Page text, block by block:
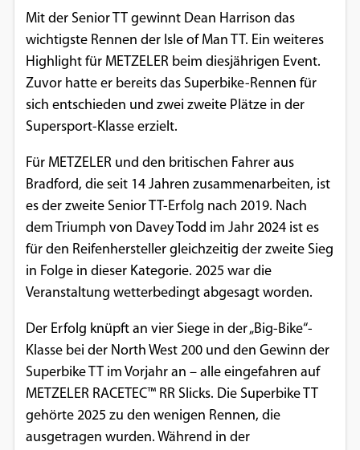
Mit der Senior TT gewinnt Dean Harrison das
wichtigste Rennen der Isle of Man TT. Ein weiteres
Highlight für METZELER beim diesjährigen Event.
Zuvor hatte er bereits das Superbike-Rennen für
sich entschieden und zwei zweite Plätze in der
Supersport-Klasse erzielt.
Für METZELER und den britischen Fahrer aus
Bradford, die seit 14 Jahren zusammenarbeiten, ist
es der zweite Senior TT-Erfolg nach 2019. Nach
dem Triumph von Davey Todd im Jahr 2024 ist es
für den Reifenhersteller gleichzeitig der zweite Sieg
in Folge in dieser Kategorie. 2025 war die
Veranstaltung wetterbedingt abgesagt worden.
Der Erfolg knüpft an vier Siege in der „Big-Bike“-
Klasse bei der North West 200 und den Gewinn der
Superbike TT im Vorjahr an – alle eingefahren auf
METZELER RACETEC™ RR Slicks. Die Superbike TT
gehörte 2025 zu den wenigen Rennen, die
ausgetragen wurden. Während in der
Einverständnis-Cookie
Name:
cookie_consent
Zweck:
Dieser Cookie speichert die ausgewählten
Einverständnis-Optionen des Benutzers
Cookie Laufzeit:
1 Jahr
EXTERNE MEDIEN
Um Inhalte von Videoplattformen und
Social Media Plattformen anzeigen zu
können, werden von diesen externen
Medien Cookies gesetzt.
YouTube